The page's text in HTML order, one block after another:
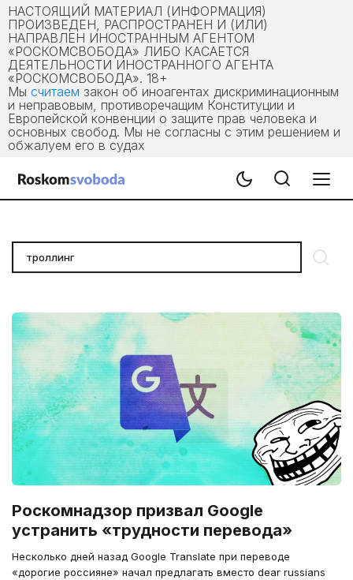
НАСТОЯЩИЙ МАТЕРИАЛ (ИНФОРМАЦИЯ)
ПРОИЗВЕДЕН, РАСПРОСТРАНЕН И (ИЛИ)
НАПРАВЛЕН ИНОСТРАННЫМ АГЕНТОМ
«РОСКОМСВОБОДА» ЛИБО КАСАЕТСЯ
ДЕЯТЕЛЬНОСТИ ИНОСТРАННОГО АГЕНТА
«РОСКОМСВОБОДА». 18+
Мы считаем закон об иноагентах дискриминационным
и неправовым, противоречащим Конституции и
Европейской конвенции о защите прав человека и
основных свобод. Мы не согласны с этим решением и
обжалуем его в судах
Роскомнадзор призвал Google
устранить «трудности перевода»
Несколько дней назад Google Translate при переводе
«дорогие россияне» начал предлагать вместо dear russians